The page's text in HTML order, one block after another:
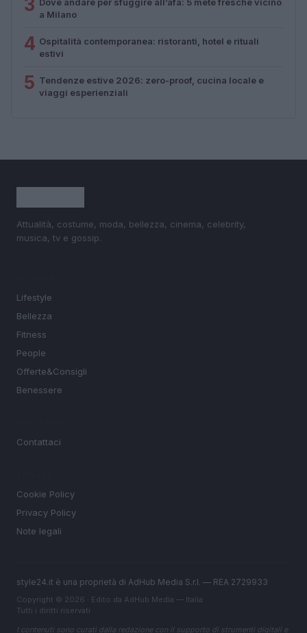
a Milano
4 Ospitalità contemporanea: ristoranti, hotel e rituali
estivi
5 Tendenze estive 2026: zero-proof, cucina locale e
viaggi esperienziali
Attualità, costume, moda, bellezza, cinema, celebrity,
musica, tv e gossip.
Lifestyle
Bellezza
Fitness
People
Offerte&Consigli
Benessere
Contattaci
Cookie Policy
Privacy Policy
Note legali
style24.it è una proprietà di AdHub Media S.r.l. — REA 2729933
Copyright © 2026 · Edito da AdHub Media — Italia
Tutti i diritti riservati
I contenuti sono curati dalla redazione con il supporto di strumenti digitali e